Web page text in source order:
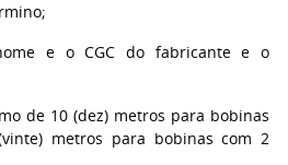
e o CGC do fabricante e o
de 10 (dez) metros para bobinas
metros para bobinas com 2